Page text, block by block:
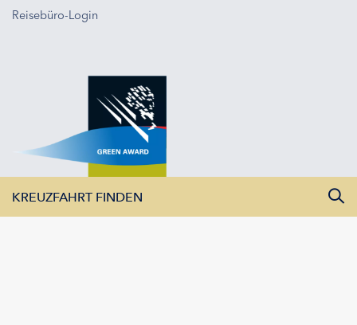
Reisebüro-Login
KREUZFAHRT FINDEN